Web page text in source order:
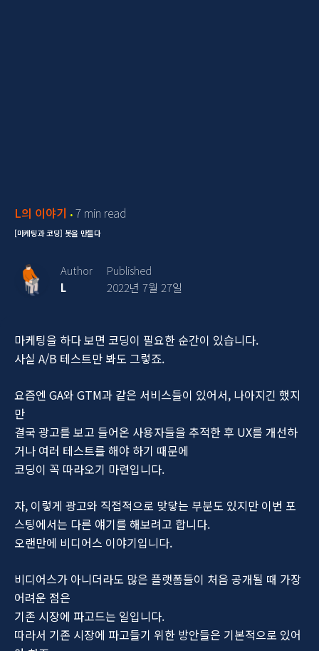
L의 이야기 7 min read
[마케팅과 코딩] 봇을 만들다
Author
L
Published
2022년 7월 27일
마케팅을 하다 보면 코딩이 필요한 순간이 있습니다.
사실 A/B 테스트만 봐도 그렇죠.
요즘엔 GA와 GTM과 같은 서비스들이 있어서, 나아지긴 했지
만
결국 광고를 보고 들어온 사용자들을 추적한 후 UX를 개선하
거나 여러 테스트를 해야 하기 때문에
코딩이 꼭 따라오기 마련입니다.
자, 이렇게 광고와 직접적으로 맞닿는 부분도 있지만 이번 포
스팅에서는 다른 얘기를 해보려고 합니다.
오랜만에 비디어스 이야기입니다.
비디어스가 아니더라도 많은 플랫폼들이 처음 공개될 때 가장
어려운 점은
기존 시장에 파고드는 일입니다.
따라서 기존 시장에 파고들기 위한 방안들은 기본적으로 있어